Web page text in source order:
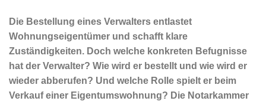
Die Bestellung eines Verwalters entlastet
Wohnungseigentümer und schafft klare
Zuständigkeiten. Doch welche konkreten Befugnisse
hat der Verwalter? Wie wird er bestellt und wie wird er
wieder abberufen? Und welche Rolle spielt er beim
Verkauf einer Eigentumswohnung? Die Notarkammer